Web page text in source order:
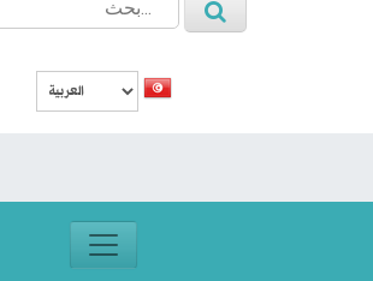
معرف تسجيل الدخول